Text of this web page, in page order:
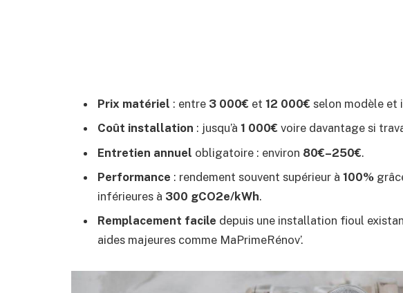
Prix matériel : entre 3 000€ et 12 000€ selon modèle et
Coût installation : jusqu’à 1 000€ voire davantage si
Entretien annuel obligatoire : environ 80€–250€.
Performance : rendement souvent supérieur à 100%
inférieures à 300 gCO2e/kWh.
Remplacement facile depuis une installation fioul
aides majeures comme MaPrimeRénov’.